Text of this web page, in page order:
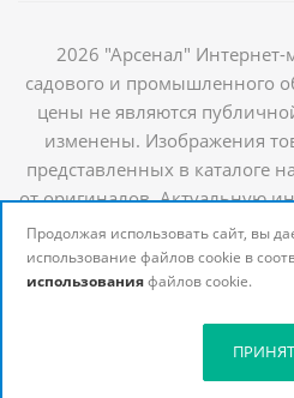
2026 "Арсенал" Интернет-
садового и промышленного
цены не являются
изменены. Изображения
представленных в каталоге
от оригиналов. Актуальную
наличии товаров
Продолжая использовать сайт, вы
использование файлов cookie в
использованияфайлов cookie.